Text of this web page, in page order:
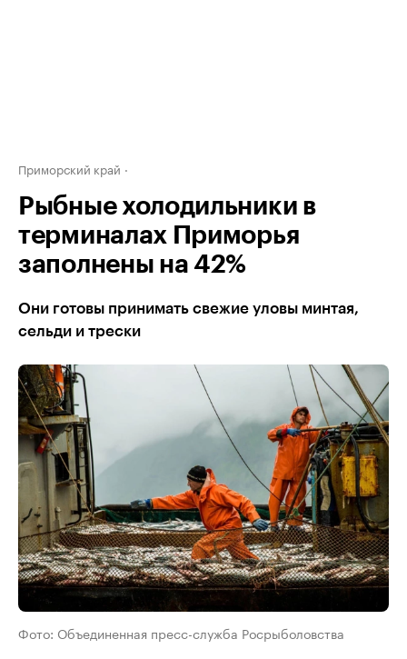
Приморский край
Рыбные холодильники в
терминалах Приморья
заполнены на 42%
Они готовы принимать свежие уловы минтая,
сельди и трески
Фото: Объединенная пресс-служба Росрыболовства